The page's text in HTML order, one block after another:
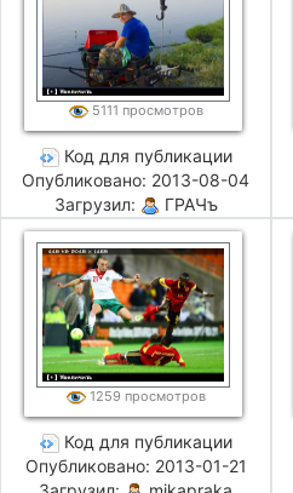
5111 просмотров
Код для публикации
Опубликовано: 2013-08-04
Загрузил:
ГРАЧъ
1259 просмотров
Код для публикации
Опубликовано: 2013-01-21